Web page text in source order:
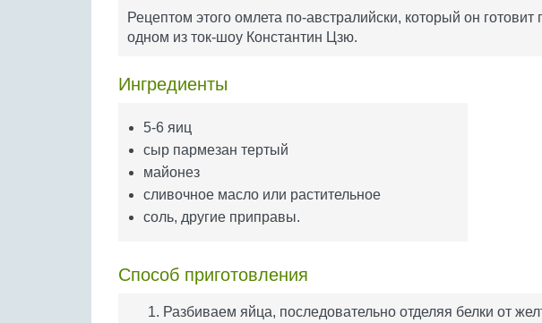
Рецептом этого омлета по-австралийски, который он готовит
одном из ток-шоу Константин Цзю.
Ингредиенты
5-6 яиц
сыр пармезан тертый
майонез
сливочное масло или растительное
соль, другие приправы.
Способ приготовления
Разбиваем яйца, последовательно отделяя белки от